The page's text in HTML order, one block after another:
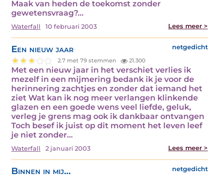
Maak van heden de toekomst zonder
gewetensvraag?…
Waterfall 10 februari 2003 Lees meer >
Een nieuw jaar netgedicht
2.7 met 79 stemmen 21.300
Met een nieuw jaar in het verschiet verlies ik
mezelf in een mijmering bedank ik je voor de
herinnering zachtjes en zonder dat iemand het
ziet Wat kan ik nog meer verlangen klinkende
glazen en een goede wens veel liefde, geluk,
verleg je grens mag ook ik dankbaar ontvangen
Toch besef ik juist op dit moment het leven leef
je niet zonder…
Waterfall 2 januari 2003 Lees meer >
Binnen in mij… netgedicht